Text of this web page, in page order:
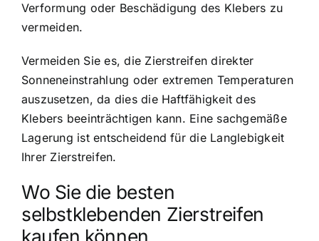
Verformung oder Beschädigung des Klebers zu
vermeiden.
Vermeiden Sie es, die Zierstreifen direkter
Sonneneinstrahlung oder extremen Temperaturen
auszusetzen, da dies die Haftfähigkeit des
Klebers beeinträchtigen kann. Eine sachgemäße
Lagerung ist entscheidend für die Langlebigkeit
Ihrer Zierstreifen.
Wo Sie die besten
selbstklebenden Zierstreifen
kaufen können